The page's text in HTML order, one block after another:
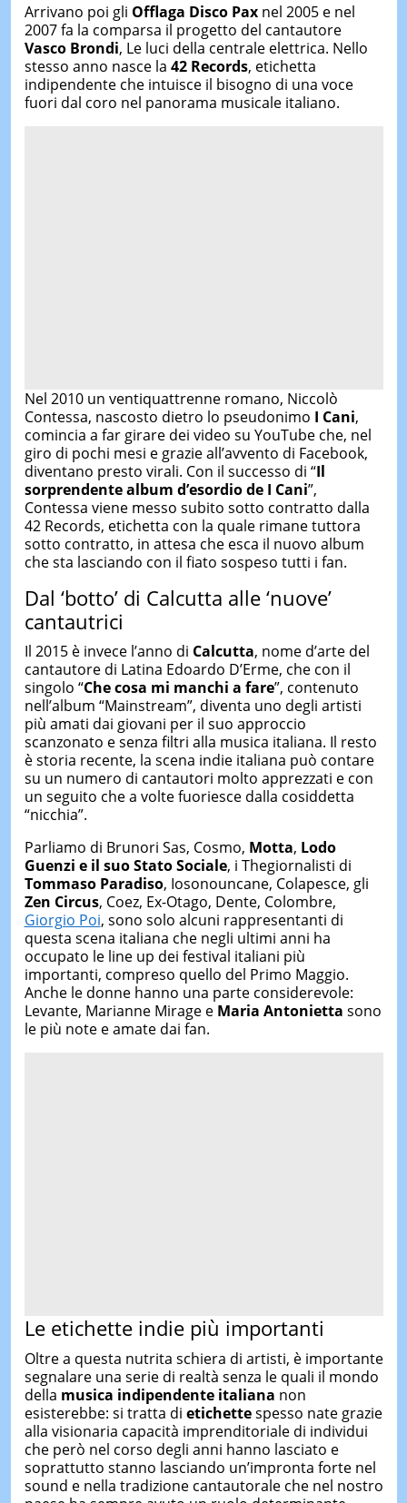
Arrivano poi gli Offlaga Disco Paxnel 2005 e nel
2007 fa la comparsa il progetto del cantautore
Vasco Brondi, Le luci della centrale elettrica. Nello
stesso anno nasce la 42 Records, etichetta
indipendente che intuisce il bisogno di una voce
fuori dal coro nel panorama musicale italiano.
Nel 2010 un ventiquattrenne romano, Niccolò
Contessa, nascosto dietro lo pseudonimo I Cani,
comincia a far girare dei video su YouTube che, nel
giro di pochi mesi e grazie all’avvento di Facebook,
diventano presto virali. Con il successo di “Il
sorprendente album d’esordio de I Cani”,
Contessa viene messo subito sotto contratto dalla
42 Records, etichetta con la quale rimane tuttora
sotto contratto, in attesa che esca il nuovo album
che sta lasciando con il fiato sospeso tutti i fan.
Dal ‘botto’ di Calcutta alle ‘nuove’
cantautrici
Il 2015 è invece l’anno di Calcutta, nome d’arte del
cantautore di Latina Edoardo D’Erme, che con il
singolo “Che cosa mi manchi a fare”, contenuto
nell’album “Mainstream”, diventa uno degli artisti
più amati dai giovani per il suo approccio
scanzonato e senza filtri alla musica italiana. Il resto
è storia recente, la scena indie italiana può contare
su un numero di cantautori molto apprezzati e con
un seguito che a volte fuoriesce dalla cosiddetta
“nicchia”.
Parliamo di Brunori Sas, Cosmo, Motta, Lodo
Guenzi e il suo Stato Sociale, i Thegiornalisti di
Tommaso Paradiso, Iosonouncane, Colapesce, gli
Zen Circus, Coez, Ex-Otago, Dente, Colombre,
Giorgio Poi, sono solo alcuni rappresentanti di
questa scena italiana che negli ultimi anni ha
occupato le line up dei festival italiani più
importanti, compreso quello del Primo Maggio.
Anche le donne hanno una parte considerevole:
Levante, Marianne Mirage e Maria Antonietta sono
le più note e amate dai fan.
Le etichette indie più importanti
Oltre a questa nutrita schiera di artisti, è importante
segnalare una serie di realtà senza le quali il mondo
della musica indipendente italiana non
esisterebbe: si tratta di etichettespesso nate grazie
alla visionaria capacità imprenditoriale di individui
che però nel corso degli anni hanno lasciato e
soprattutto stanno lasciando un’impronta forte nel
sound e nella tradizione cantautorale che nel nostro